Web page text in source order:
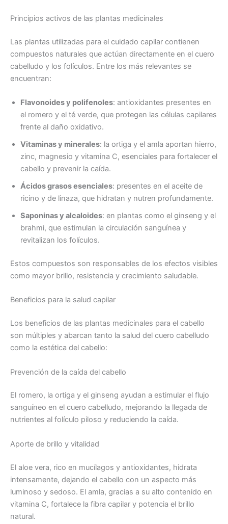
Principios activos de las plantas medicinales
Las plantas utilizadas para el cuidado capilar contienen
compuestos naturales que actúan directamente en el cuero
cabelludo y los folículos. Entre los más relevantes se
encuentran:
Flavonoides y polifenoles: antioxidantes presentes en
el romero y el té verde, que protegen las células capilares
frente al daño oxidativo.
Vitaminas y minerales: la ortiga y el amla aportan hierro,
zinc, magnesio y vitamina C, esenciales para fortalecer el
cabello y prevenir la caída.
Ácidos grasos esenciales: presentes en el aceite de
ricino y de linaza, que hidratan y nutren profundamente.
Saponinas y alcaloides: en plantas como el ginseng y el
brahmi, que estimulan la circulación sanguínea y
revitalizan los folículos.
Estos compuestos son responsables de los efectos visibles
como mayor brillo, resistencia y crecimiento saludable.
Beneficios para la salud capilar
Los beneficios de las plantas medicinales para el cabello
son múltiples y abarcan tanto la salud del cuero cabelludo
como la estética del cabello:
Prevención de la caída del cabello
El romero, la ortiga y el ginseng ayudan a estimular el flujo
sanguíneo en el cuero cabelludo, mejorando la llegada de
nutrientes al folículo piloso y reduciendo la caída.
Aporte de brillo y vitalidad
El aloe vera, rico en mucílagos y antioxidantes, hidrata
intensamente, dejando el cabello con un aspecto más
luminoso y sedoso. El amla, gracias a su alto contenido en
vitamina C, fortalece la fibra capilar y potencia el brillo
natural.